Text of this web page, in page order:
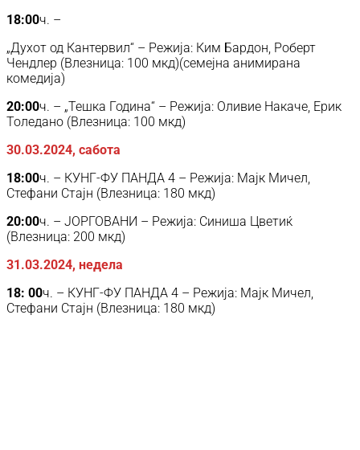
18:00ч. –
„Духот од Кантервил“ – Режија: Ким Бардон, Роберт
Чендлер (Влезница: 100 мкд)(семејна анимирана
комедија)
20:00ч. – „Тешка Година“ – Режија: Оливие Накаче, Ерик
Толедано (Влезница: 100 мкд)
30.03.2024, сабота
18:00ч. – КУНГ-ФУ ПАНДА 4 – Режија: Мајк Мичел,
Стефани Стајн (Влезница: 180 мкд)
20:00ч. – ЈОРГОВАНИ – Режија: Синиша Цветиќ
(Влезница: 200 мкд)
31.03.2024, недела
18: 00ч. – КУНГ-ФУ ПАНДА 4 – Режија: Мајк Мичел,
Стефани Стајн (Влезница: 180 мкд)